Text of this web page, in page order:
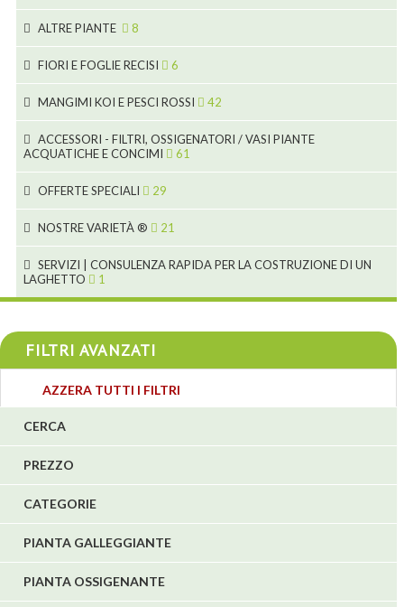
3
4
5
9
9
ALTRE PIANTE 8
FIORI E FOGLIE RECISI 6
2
1
MANGIMI KOI E PESCI ROSSI 42
28
1
ACCESSORI - FILTRI, OSSIGENATORI / VASI PIANTE
ACQUATICHE E CONCIMI
61
4
3
6
OFFERTE SPECIALI 29
NOSTRE VARIETÀ ® 21
SERVIZI | CONSULENZA RAPIDA PER LA COSTRUZIONE DI UN
LAGHETTO
1
FILTRI AVANZATI
AZZERA TUTTI I FILTRI
CERCA
PREZZO
CATEGORIE
PIANTA GALLEGGIANTE
PIANTA OSSIGENANTE